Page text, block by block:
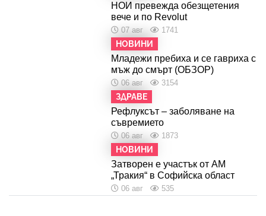
НОИ превежда обезщетения
вече и по Revolut
07 авг 1741
НОВИНИ
Младежи пребиха и се гавриха с
мъж до смърт (ОБЗОР)
06 авг 3154
ЗДРАВЕ
Рефлуксът – заболяване на
съвремието
06 авг 1873
НОВИНИ
Затворен е участък от АМ
„Тракия“ в Софийска област
06 авг 535